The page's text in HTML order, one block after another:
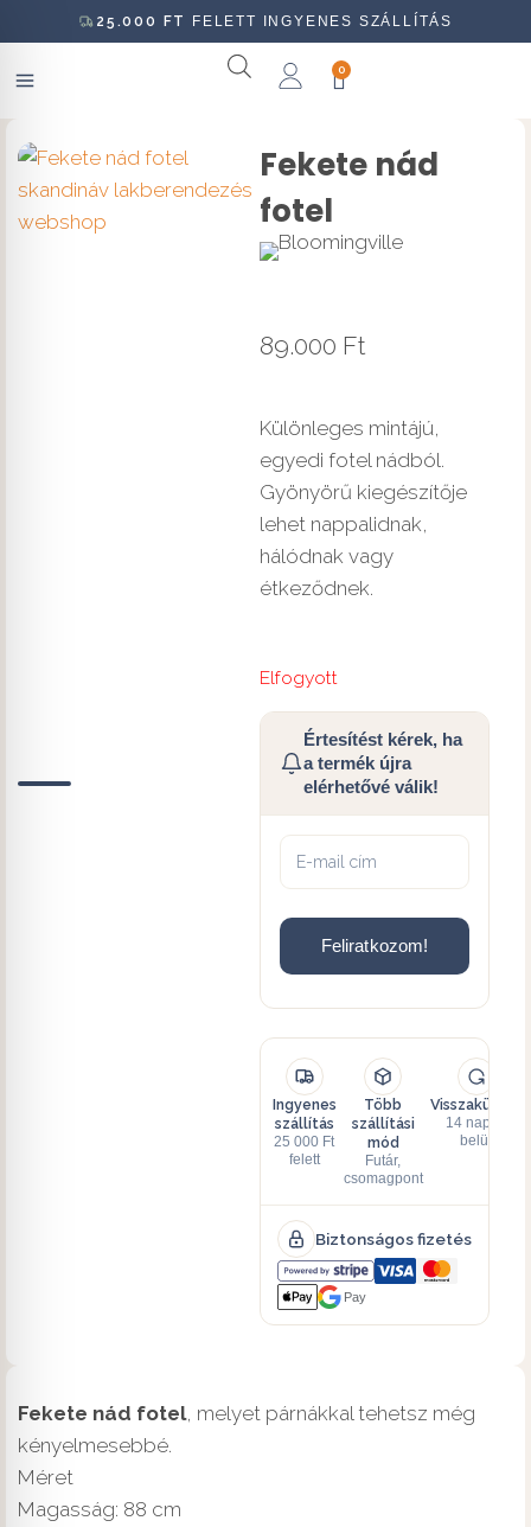
25.000 FT FELETT INGYENES SZÁLLÍTÁS
0
Fekete nád
fotel
89.000 Ft
Különleges mintájú,
egyedi fotel nádból.
Gyönyörű kiegészítője
lehet nappalidnak,
hálódnak vagy
étkeződnek.
Elfogyott
Értesítést kérek, ha
a termék újra
elérhetővé válik!
Feliratkozom!
Ingyenes
szállítás
25 000 Ft
felett
Több
szállítási
mód
Futár,
csomagpont
Visszaküldés
14 napon
belül
Biztonságos fizetés
Pay
Fekete nád fotel, melyet párnákkal tehetsz még
kényelmesebbé.
Méret
Magasság: 88 cm